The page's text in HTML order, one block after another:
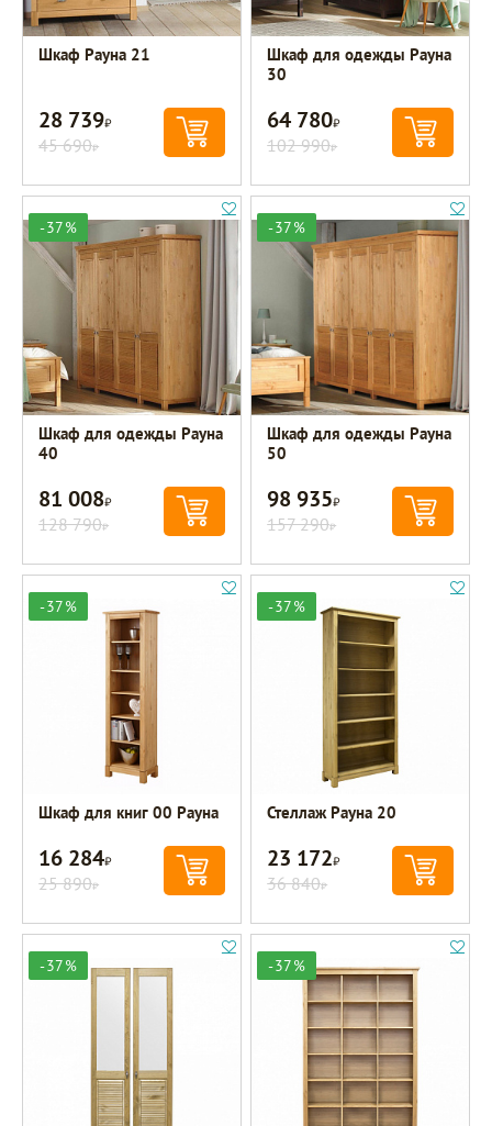
Шкаф Рауна 21
28 739Р
45 690Р
Шкаф для одежды Рауна
30
64 780Р
102 990Р
-37%
Шкаф для одежды Рауна
40
81 008Р
128 790Р
-37%
Шкаф для одежды Рауна
50
98 935Р
157 290Р
-37%
Шкаф для книг 00 Рауна
16 284Р
25 890Р
-37%
Стеллаж Рауна 20
23 172Р
36 840Р
-37% -37%